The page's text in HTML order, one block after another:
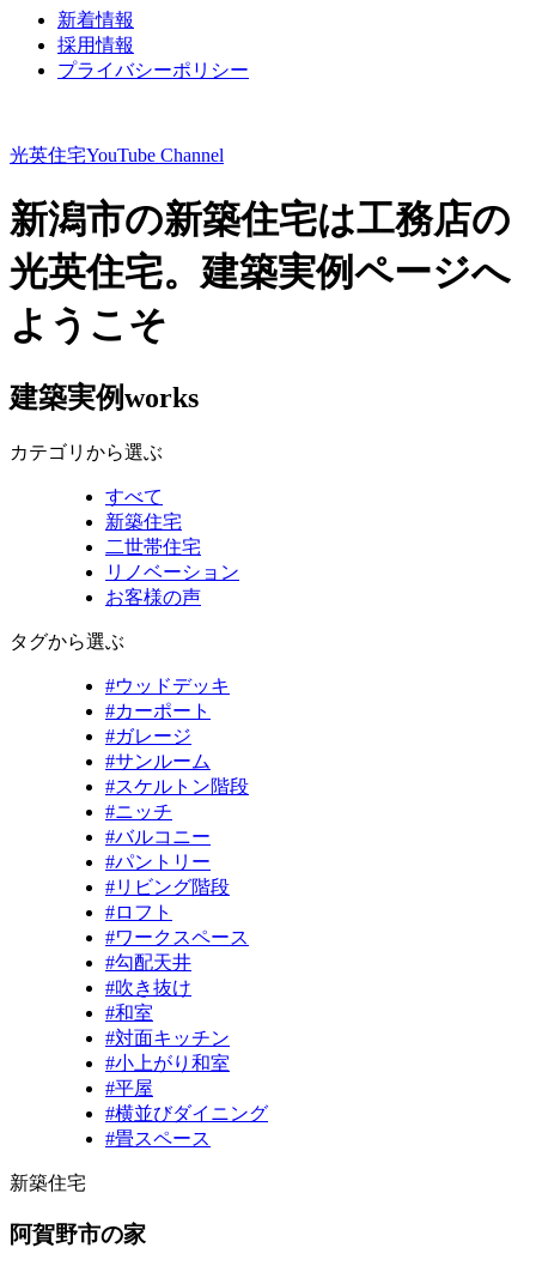
新着情報
採用情報
プライバシーポリシー
光英住宅YouTube Channel
新潟市の新築住宅は工務店の
光英住宅。建築実例ページへ
ようこそ
建築実例works
カテゴリから選ぶ
すべて
新築住宅
二世帯住宅
リノベーション
お客様の声
タグから選ぶ
#ウッドデッキ
#カーポート
#ガレージ
#サンルーム
#スケルトン階段
#ニッチ
#バルコニー
#パントリー
#リビング階段
#ロフト
#ワークスペース
#勾配天井
#吹き抜け
#和室
#対面キッチン
#小上がり和室
#平屋
#横並びダイニング
#畳スペース
新築住宅
阿賀野市の家